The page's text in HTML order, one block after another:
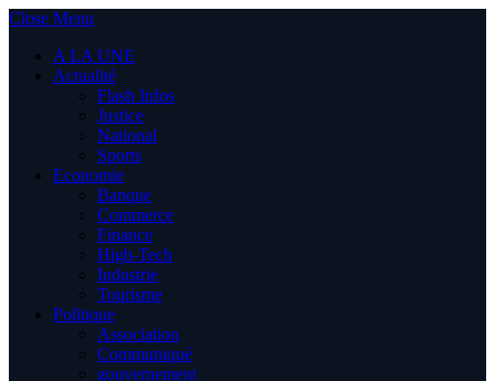
Close Menu
A LA UNE
Actualité
Flash Infos
Justice
National
Sports
Economie
Banque
Commerce
Finance
High-Tech
Industrie
Tourisme
Politique
Association
Communiqué
gouvernement